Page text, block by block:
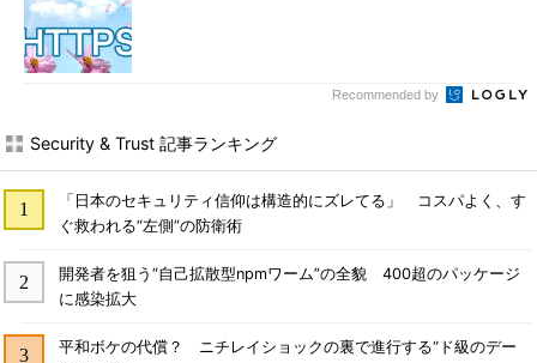
Recommended by
Security & Trust 記事ランキング
「日本のセキュリティ信仰は構造的にズレてる」 コスパよく、す
ぐ救われる“左側”の防衛術
開発者を狙う“自己拡散型npmワーム”の全貌 400超のパッケージ
に感染拡大
平和ボケの代償？ ニチレイショックの裏で進行する“ド級のデー